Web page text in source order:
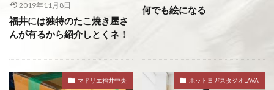
2019年11月8日
福井には独特のたこ焼き屋さ
んが有るから紹介しとくネ！
何でも絵になる
マドリエ福井中央 ホットヨガスタジオLAVA